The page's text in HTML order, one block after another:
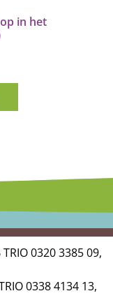
in het
TRIO 0320 3385 09,
0338 4134 13,